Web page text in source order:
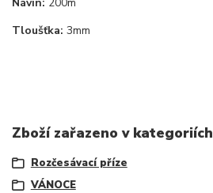
Tloušťka: 3mm
Zboží zařazeno v kategoriích
Rozčesávací příze
VÁNOCE